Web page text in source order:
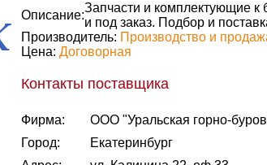
Описание:
Запчасти и комплектующие к
и под заказ. Подбор и
Производитель: Производство и
Цена: Договорная
Контакты поставщика
Фирма:
ООО "Уральская горно-
Город:
Екатеринбург